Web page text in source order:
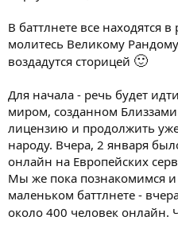
В баттлнете все находятся
молитесь Великому
воздадутся сторицей 🙂
Для начала - речь будет
миром, созданном
лицензию и продолжить
народу. Вчера, 2 января
онлайн на Европейских
Мы же пока познакомимся и
маленьком баттлнете -
около 400 человек онлайн.